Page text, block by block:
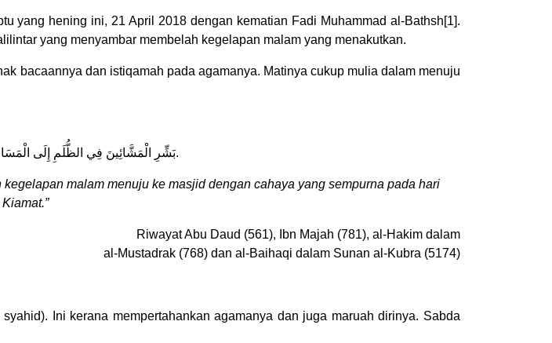
yang hening ini, 21 April 2018 dengan kematian Fadi Muhammad al-Bathsh[1].
yang menyambar membelah kegelapan malam yang menakutkan.
bacaannya dan istiqamah pada agamanya. Matinya cukup mulia dalam menuju
بَشِّرِ الْمَشَّائِينَ فِي الظُّلَمِ إِلَى الْمَسَاجِدِ بِالنُّورِ التَّامِّ يَوْمَ الْقِيَامَةِ.
malam menuju ke masjid dengan cahaya yang sempurna pada hari
Kiamat.”
Riwayat Abu Daud (561), Ibn Majah (781), al-Hakim dalam
al-Mustadrak (768) dan al-Baihaqi dalam Sunan al-Kubra (5174)
syahid). Ini kerana mempertahankan agamanya dan juga maruah dirinya. Sabda